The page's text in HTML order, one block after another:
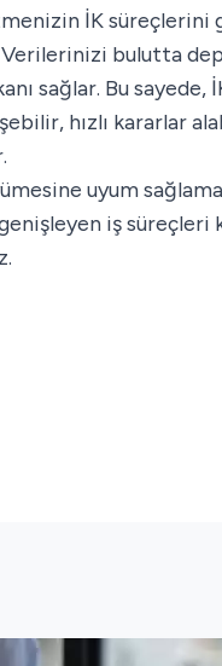
İK süreçlerini
bulutta
sağlar. Bu
hızlı kararlar
uyum
iş süreçleri